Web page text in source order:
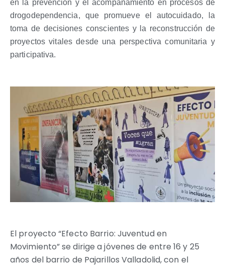
en la prevención y el acompañamiento en procesos de
drogodependencia, que promueve el autocuidado, la
toma de decisiones conscientes y la reconstrucción de
proyectos vitales desde una perspectiva comunitaria y
participativa.
El proyecto “Efecto Barrio: Juventud en
Movimiento” se dirige a jóvenes de entre 16 y 25
años del barrio de Pajarillos Valladolid, con el